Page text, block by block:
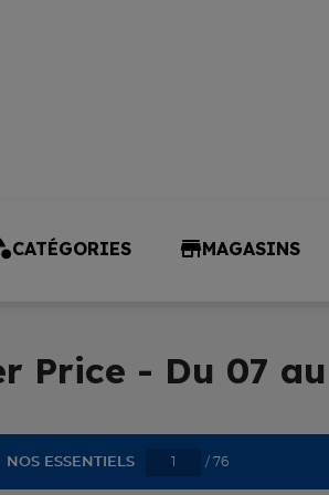
CATÉGORIES MAGASINS
Price - Du 07